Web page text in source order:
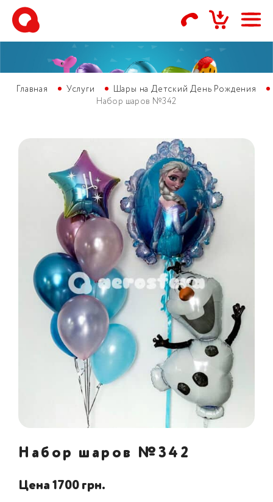
Главная Услуги
Шары на Детский День Рождения
Набор шаров №342
Набор шаров №342
Цена 1700 грн.